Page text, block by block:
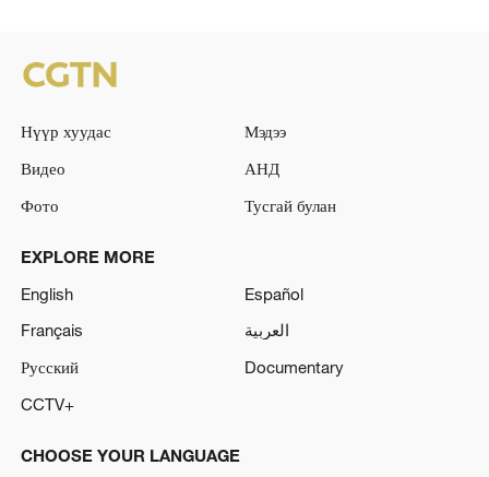
Нүүр хуудас
Мэдээ
Видео
АНД
Фото
Тусгай булан
EXPLORE MORE
English
Español
Français
العربية
Русский
Documentary
CCTV+
CHOOSE YOUR LANGUAGE